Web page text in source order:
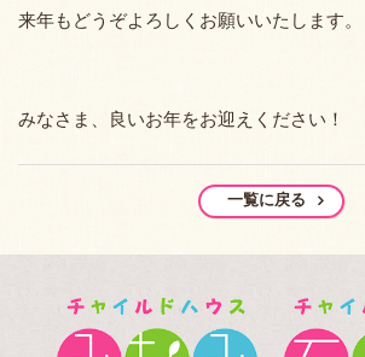
来年もどうぞよろしくお願いいたします。
みなさま、良いお年をお迎えください！
一覧に戻る